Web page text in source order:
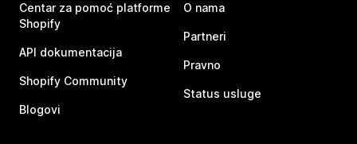
Centar za pomoć platforme
Shopify
API dokumentacija
Shopify Community
Blogovi
O nama
Partneri
Pravno
Status usluge